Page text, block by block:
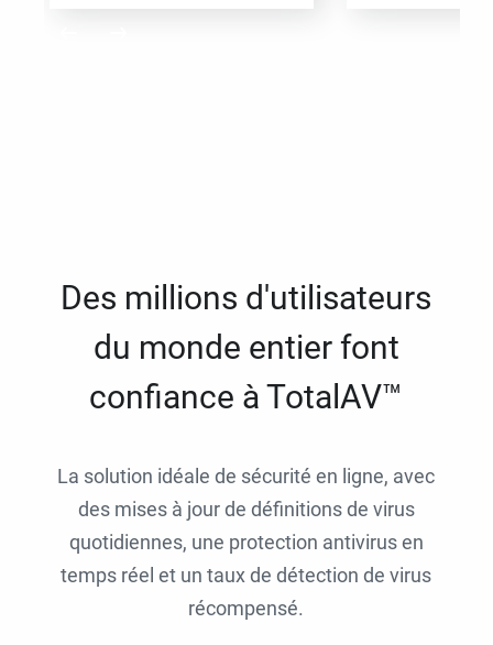
Des millions d'utilisateurs
du monde entier font
confiance à TotalAV™
La solution idéale de sécurité en ligne, avec
des mises à jour de définitions de virus
quotidiennes, une protection antivirus en
temps réel et un taux de détection de virus
récompensé.